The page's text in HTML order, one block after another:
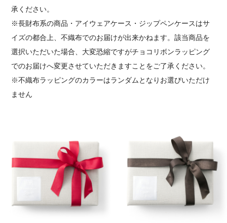
承ください。
※長財布系の商品・アイウェアケース・ジップペンケースはサ
イズの都合上、不織布でのお届けが出来かねます。該当商品を
選択いただいた場合、大変恐縮ですがチョコリボンラッピング
でのお届けへ変更させていただきますことをご了承ください。
※不織布ラッピングのカラーはランダムとなりお選びいただけ
ません